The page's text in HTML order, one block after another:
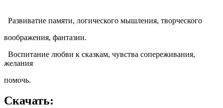
Развиватие памяти, логического мышления, творческого
воображения, фантазии.
Воспитание любви к сказкам, чувства сопереживания,
желания
помочь.
Скачать: